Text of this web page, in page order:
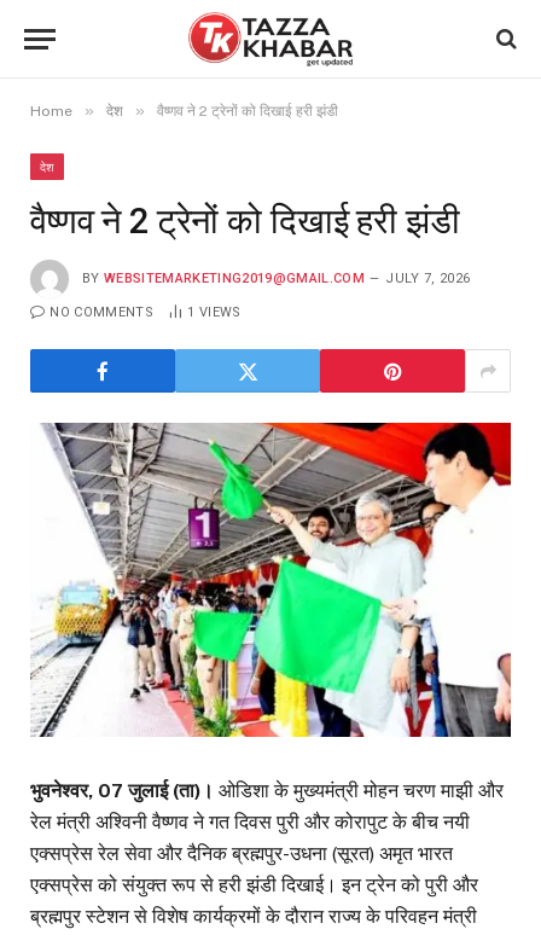
Home » देश » वैष्णव ने 2 ट्रेनों को दिखाई हरी झंडी
देश
वैष्णव ने 2 ट्रेनों को दिखाई हरी झंडी
BY WEBSITEMARKETING2019@GMAIL.COM JULY 7, 2026
NO COMMENTS 1 VIEWS
भुवनेश्वर, 07 जुलाई (ता)। ओडिशा के मुख्यमंत्री मोहन चरण माझी और
रेल मंत्री अश्विनी वैष्णव ने गत दिवस पुरी और कोरापुट के बीच नयी
एक्सप्रेस रेल सेवा और दैनिक ब्रह्मपुर-उधना (सूरत) अमृत भारत
एक्सप्रेस को संयुक्त रूप से हरी झंडी दिखाई। इन ट्रेन को पुरी और
ब्रह्मपुर स्टेशन से विशेष कार्यक्रमों के दौरान राज्य के परिवहन मंत्री